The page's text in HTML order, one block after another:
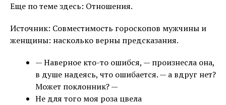
Еще по теме здесь: Отношения.
Источник: Совместимость гороскопов мужчины и
женщины: насколько верны предсказания.
— Наверное кто-то ошибся, — произнесла она,
в душе надеясь, что ошибается. — а вдруг нет?
Может поклонник? —
Не для того моя роза цвела